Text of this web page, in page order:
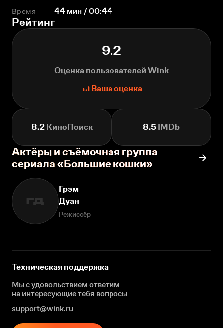
Время 44 мин / 00:44
Рейтинг
9.2
Оценка пользователей Wink
Ваша оценка
8.2КиноПоиск 8.5 IMDb
Актёры и съёмочная группа
сериала «Большие кошки»
ГД
Грэм
Дуан
Режиссёр
Техническая поддержка
Мы с удовольствием ответим
на интересующиетебя вопросы
support@wink.ru